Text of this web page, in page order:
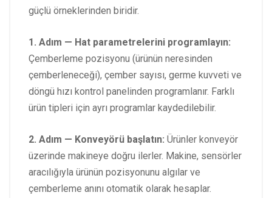
güçlü örneklerinden biridir.
1. Adım — Hat parametrelerini programlayın:
Çemberleme pozisyonu (ürünün neresinden
çemberleneceği), çember sayısı, germe kuvveti ve
döngü hızı kontrol panelinden programlanır. Farklı
ürün tipleri için ayrı programlar kaydedilebilir.
2. Adım — Konveyörü başlatın: Ürünler konveyör
üzerinde makineye doğru ilerler. Makine, sensörler
aracılığıyla ürünün pozisyonunu algılar ve
çemberleme anını otomatik olarak hesaplar.